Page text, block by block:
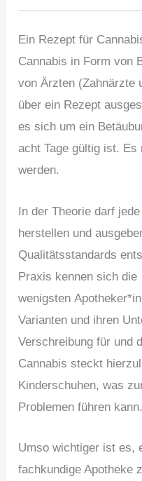
Ein Rezept für
Cannabis in Form von
von Ärzten (Zahnärzte
über ein Rezept
es sich um ein
acht Tage gültig ist.
werden.
In der Theorie darf
herstellen und
Qualitätsstandards
Praxis kennen sich die
wenigsten
Varianten und ihren
Verschreibung für und
Cannabis steckt
Kinderschuhen, was
Problemen führen kann.
Umso wichtiger ist es,
fachkundige Apotheke